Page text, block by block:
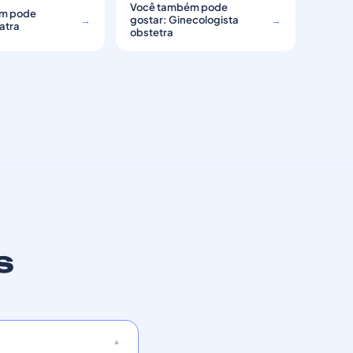
pode
→
Você também pode
gostar: Ginecologista
obstetra
→